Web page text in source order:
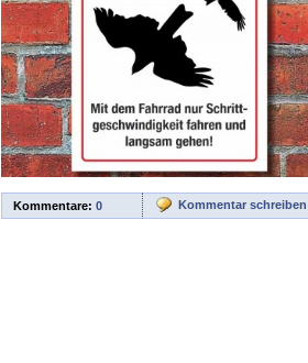
Kommentare: 0 Kommentar schreiben